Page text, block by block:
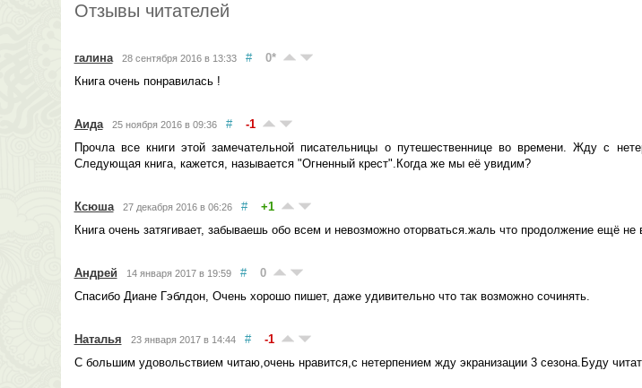
Отзывы читателей
галина 28 сентября 2016 в 13:33 # 0*
Книга очень понравилась !
Аида 25 ноября 2016 в 09:36 #
-1
Прочла все книги этой замечательной писательницы о путешественнице во времени. Жду с
Следующая книга, кажется, называется "Огненный крест".Когда же мы её увидим?
Ксюша 27 декабря 2016 в 06:26 #
+1
Книга очень затягивает, забываешь обо всем и невозможно оторваться.жаль что продолжение ещё
Андрей 14 января 2017 в 19:59 #
0
Спасибо Диане Гэблдон, Очень хорошо пишет, даже удивительно что так возможно сочинять.
Наталья 23 января 2017 в 14:44 #
-1
С большим удовольствием читаю,очень нравится,с нетерпением жду экранизации 3 сезона.Буду